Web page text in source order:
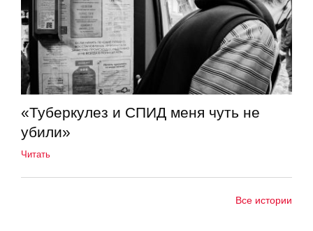
«Туберкулез и СПИД меня чуть не
убили»
Читать
Все истории